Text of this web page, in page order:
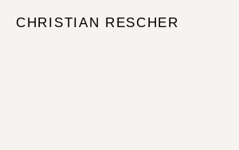
CHRISTIAN RESCHER